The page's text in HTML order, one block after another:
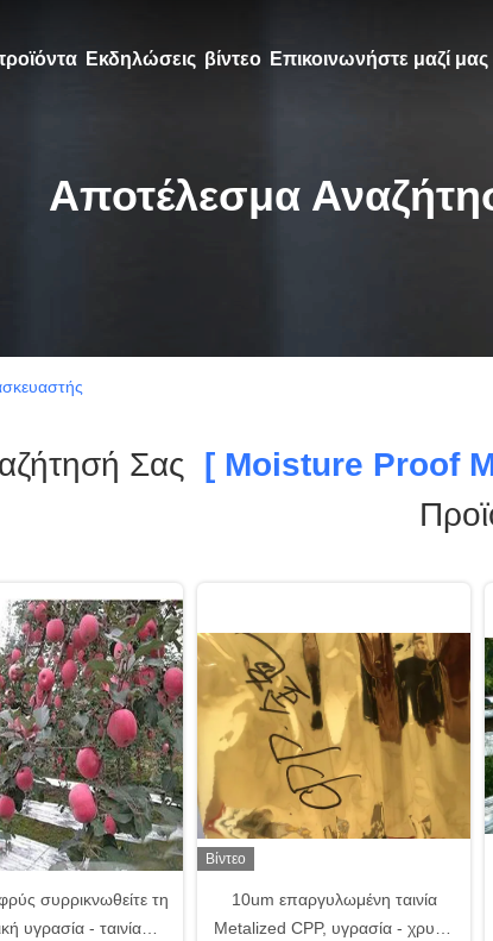
Εκδηλώσεις βίντεο Επικοινωνήστε μαζί μας
Αποτέλεσμα
Σας [ Moisture Proof
συρρικνωθείτε τη
υγρασία - ταινία
Βίντεο
10um επαργυλωμένη ταινία
Metalized CPP, υγρασία - χρυσή